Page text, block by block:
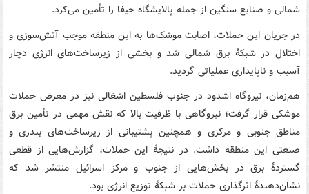
شمالی و صنایع سنگین از جمله پالایشگاه حیفا را تأمین می‌کرد.
در جریان این حملات، اصابت موشک‌ها به این منطقه موجب آتش‌سوزی و
اختلال در شبکهٔ برق شمالی شد و بخشی از زیرساخت‌های انرژی دچار
آسیب و ناپایداری عملیاتی گردید.
هم‌زمان، نیروگاه اشدود در جنوب فلسطین اشغالی نیز در معرض حملات
موشکی قرار گرفت؛ نیروگاهی با ظرفیت بالا که نقش مهمی در تأمین برق
مناطق جنوبی و مرکزی و همچنین پشتیبانی از زیرساخت‌های بندری و
صنعتی این منطقه داشت. در نتیجهٔ این حملات، گزارش‌هایی از قطعی
گستردهٔ برق در بخش‌هایی از جنوب و مرکز اسرائیل منتشر شد که
نشان‌دهندهٔ اثرگذاری حملات بر شبکهٔ توزیع انرژی بود.